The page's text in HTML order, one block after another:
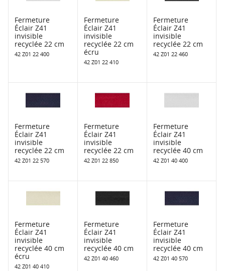
Fermeture
Éclair Z41
invisible
recyclée 22 cm
42 Z01 22 400
Fermeture
Éclair Z41
invisible
recyclée 22 cm
écru
42 Z01 22 410
Fermeture
Éclair Z41
invisible
recyclée 22 cm
42 Z01 22 460
Fermeture
Éclair Z41
invisible
recyclée 22 cm
42 Z01 22 570
Fermeture
Éclair Z41
invisible
recyclée 22 cm
42 Z01 22 850
Fermeture
Éclair Z41
invisible
recyclée 40 cm
42 Z01 40 400
Fermeture
Éclair Z41
invisible
recyclée 40 cm
écru
42 Z01 40 410
Fermeture
Éclair Z41
invisible
recyclée 40 cm
42 Z01 40 460
Fermeture
Éclair Z41
invisible
recyclée 40 cm
42 Z01 40 570